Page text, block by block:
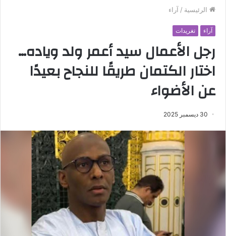
الرئيسية / آراء
آراء تغريدات
رجل الأعمال سيد أعمر ولد وياده…
اختار الكتمان طريقًا للنجاح بعيدًا
عن الأضواء
30 ديسمبر 2025